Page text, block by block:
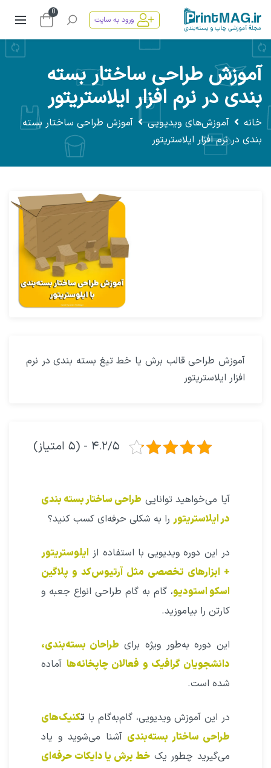
ورود به سایت
0
آموزش طراحی ساختار بسته
بندی در نرم افزار ایلاستریتور
خانه آموزش‌های ویدیویی
آموزش طراحی ساختار بسته
بندی در نرم افزار ایلاستریتور
آموزش طراحی قالب برش یا خط تیغ بسته بندی در نرم
افزار ایلاستریتور
۴.۲/۵ - (۵ امتیاز)
آیا می‌خواهید توانایی طراحی ساختار بسته بندی
در ایلاستریتور را به شکلی حرفه‌ای کسب کنید؟
در این دوره ویدیویی با استفاده از ایلوستریتور
+ ابزارهای تخصصی مثل آرتیوس‌کد و پلاگین
اسکو استودیو، گام به گام طراحی انواع جعبه‌ و
کارتن را بیاموزید.
این دوره به‌طور ویژه برای طراحان بسته‌بندی،
دانشجویان گرافیک و فعالان چاپخانه‌هاآماده
شده است.
در این آموزش ویدیویی، گام‌به‌گام با تکنیک‌های
طراحی ساختار بسته‌بندی آشنا می‌شوید و یاد
می‌گیرید چطور یکخط برش یا دایکات حرفه‌ای